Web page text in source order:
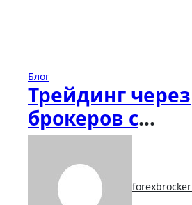
Блог
Трейдинг через
брокеров с
фиксированным
спредом
forexbrocker